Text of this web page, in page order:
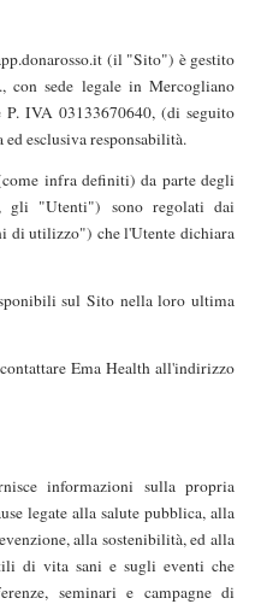
(il "Sito") è gestito
con sede legale in Mercogliano
IVA 03133670640, (di seguito
ed esclusiva responsabilità.
infra definiti) da parte degli
gli "Utenti") sono regolati dai
di utilizzo") che l'Utente dichiara
sul Sito nella loro ultima
Ema Health all'indirizzo
informazioni sulla propria
legate alla salute pubblica, alla
alla sostenibilità, ed alla
di vita sani e sugli eventi che
seminari e campagne di